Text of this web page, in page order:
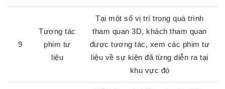
9
Tương tác
phim tư
liệu
Tại một số vị trí trong quá trình
tham quan 3D, khách tham quan
được tương tác, xem các phim tư
liệu về sự kiện đã từng diễn ra tại
khu vực đó